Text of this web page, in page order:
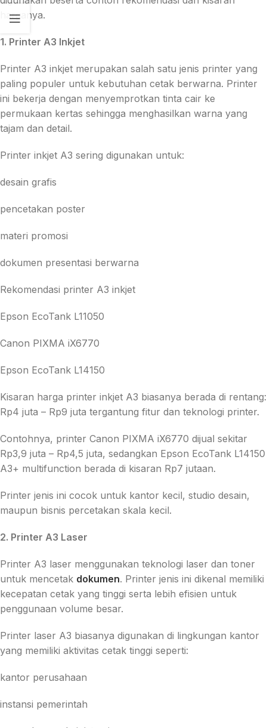
harganya.
1. Printer A3 Inkjet
Printer A3 inkjet merupakan salah satu jenis printer yang
paling populer untuk kebutuhan cetak berwarna. Printer
ini bekerja dengan menyemprotkan tinta cair ke
permukaan kertas sehingga menghasilkan warna yang
tajam dan detail.
Printer inkjet A3 sering digunakan untuk:
desain grafis
pencetakan poster
materi promosi
dokumen presentasi berwarna
Rekomendasi printer A3 inkjet
Epson EcoTank L11050
Canon PIXMA iX6770
Epson EcoTank L14150
Kisaran harga printer inkjet A3 biasanya berada di rentang:
Rp4 juta – Rp9 juta tergantung fitur dan teknologi printer.
Contohnya, printer Canon PIXMA iX6770 dijual sekitar
Rp3,9 juta – Rp4,5 juta, sedangkan Epson EcoTank L14150
A3+ multifunction berada di kisaran Rp7 jutaan.
Printer jenis ini cocok untuk kantor kecil, studio desain,
maupun bisnis percetakan skala kecil.
2. Printer A3 Laser
Printer A3 laser menggunakan teknologi laser dan toner
untuk mencetak dokumen. Printer jenis ini dikenal memiliki
kecepatan cetak yang tinggi serta lebih efisien untuk
penggunaan volume besar.
Printer laser A3 biasanya digunakan di lingkungan kantor
yang memiliki aktivitas cetak tinggi seperti:
kantor perusahaan
instansi pemerintah